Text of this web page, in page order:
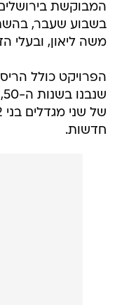
המבוקשת
בשבוע שעבר,
משה ליאון, ובעלי
הפרויקט כולל
חדשות.